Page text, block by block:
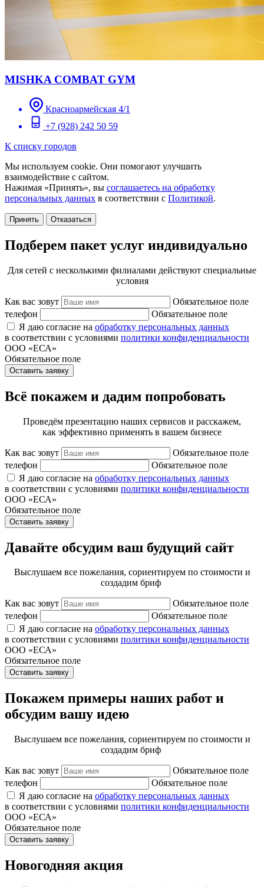
MISHKA COMBAT GYM
Красноармейская 4/1
+7 (928) 242 50 59
К списку городов
Мы используем cookie. Они помогают улучшить
взаимодействие с сайтом.
Нажимая «Принять», вы соглашаетесь на обработку
персональных данных в соответствии с Политикой.
Принять Отказаться
Подберем пакет услуг индивидуально
Для сетей с несколькими филиалами действуют специальные
условия
Как вас зовут
Обязательное поле
телефон
Обязательное поле
Я даю согласие на обработку персональных данных
в соответствии с условиями политики конфиденциальности
ООО «ЕСА»
Обязательное поле
Оставить заявку
Всё покажем и дадим попробовать
Проведём презентацию наших сервисов и расскажем,
как эффективно применять в вашем бизнесе
Как вас зовут
Обязательное поле
телефон
Обязательное поле
Я даю согласие на обработку персональных данных
в соответствии с условиями политики конфиденциальности
ООО «ЕСА»
Обязательное поле
Оставить заявку
Давайте обсудим ваш будущий сайт
Выслушаем все пожелания, сориентируем по стоимости и
создадим бриф
Как вас зовут
Обязательное поле
телефон
Обязательное поле
Я даю согласие на обработку персональных данных
в соответствии с условиями политики конфиденциальности
ООО «ЕСА»
Обязательное поле
Оставить заявку
Покажем примеры наших работ и
обсудим вашу идею
Выслушаем все пожелания, сориентируем по стоимости и
создадим бриф
Как вас зовут
Обязательное поле
телефон
Обязательное поле
Я даю согласие на обработку персональных данных
в соответствии с условиями политики конфиденциальности
ООО «ЕСА»
Обязательное поле
Оставить заявку
Новогодняя акция